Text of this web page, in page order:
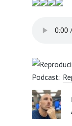
Podcast: